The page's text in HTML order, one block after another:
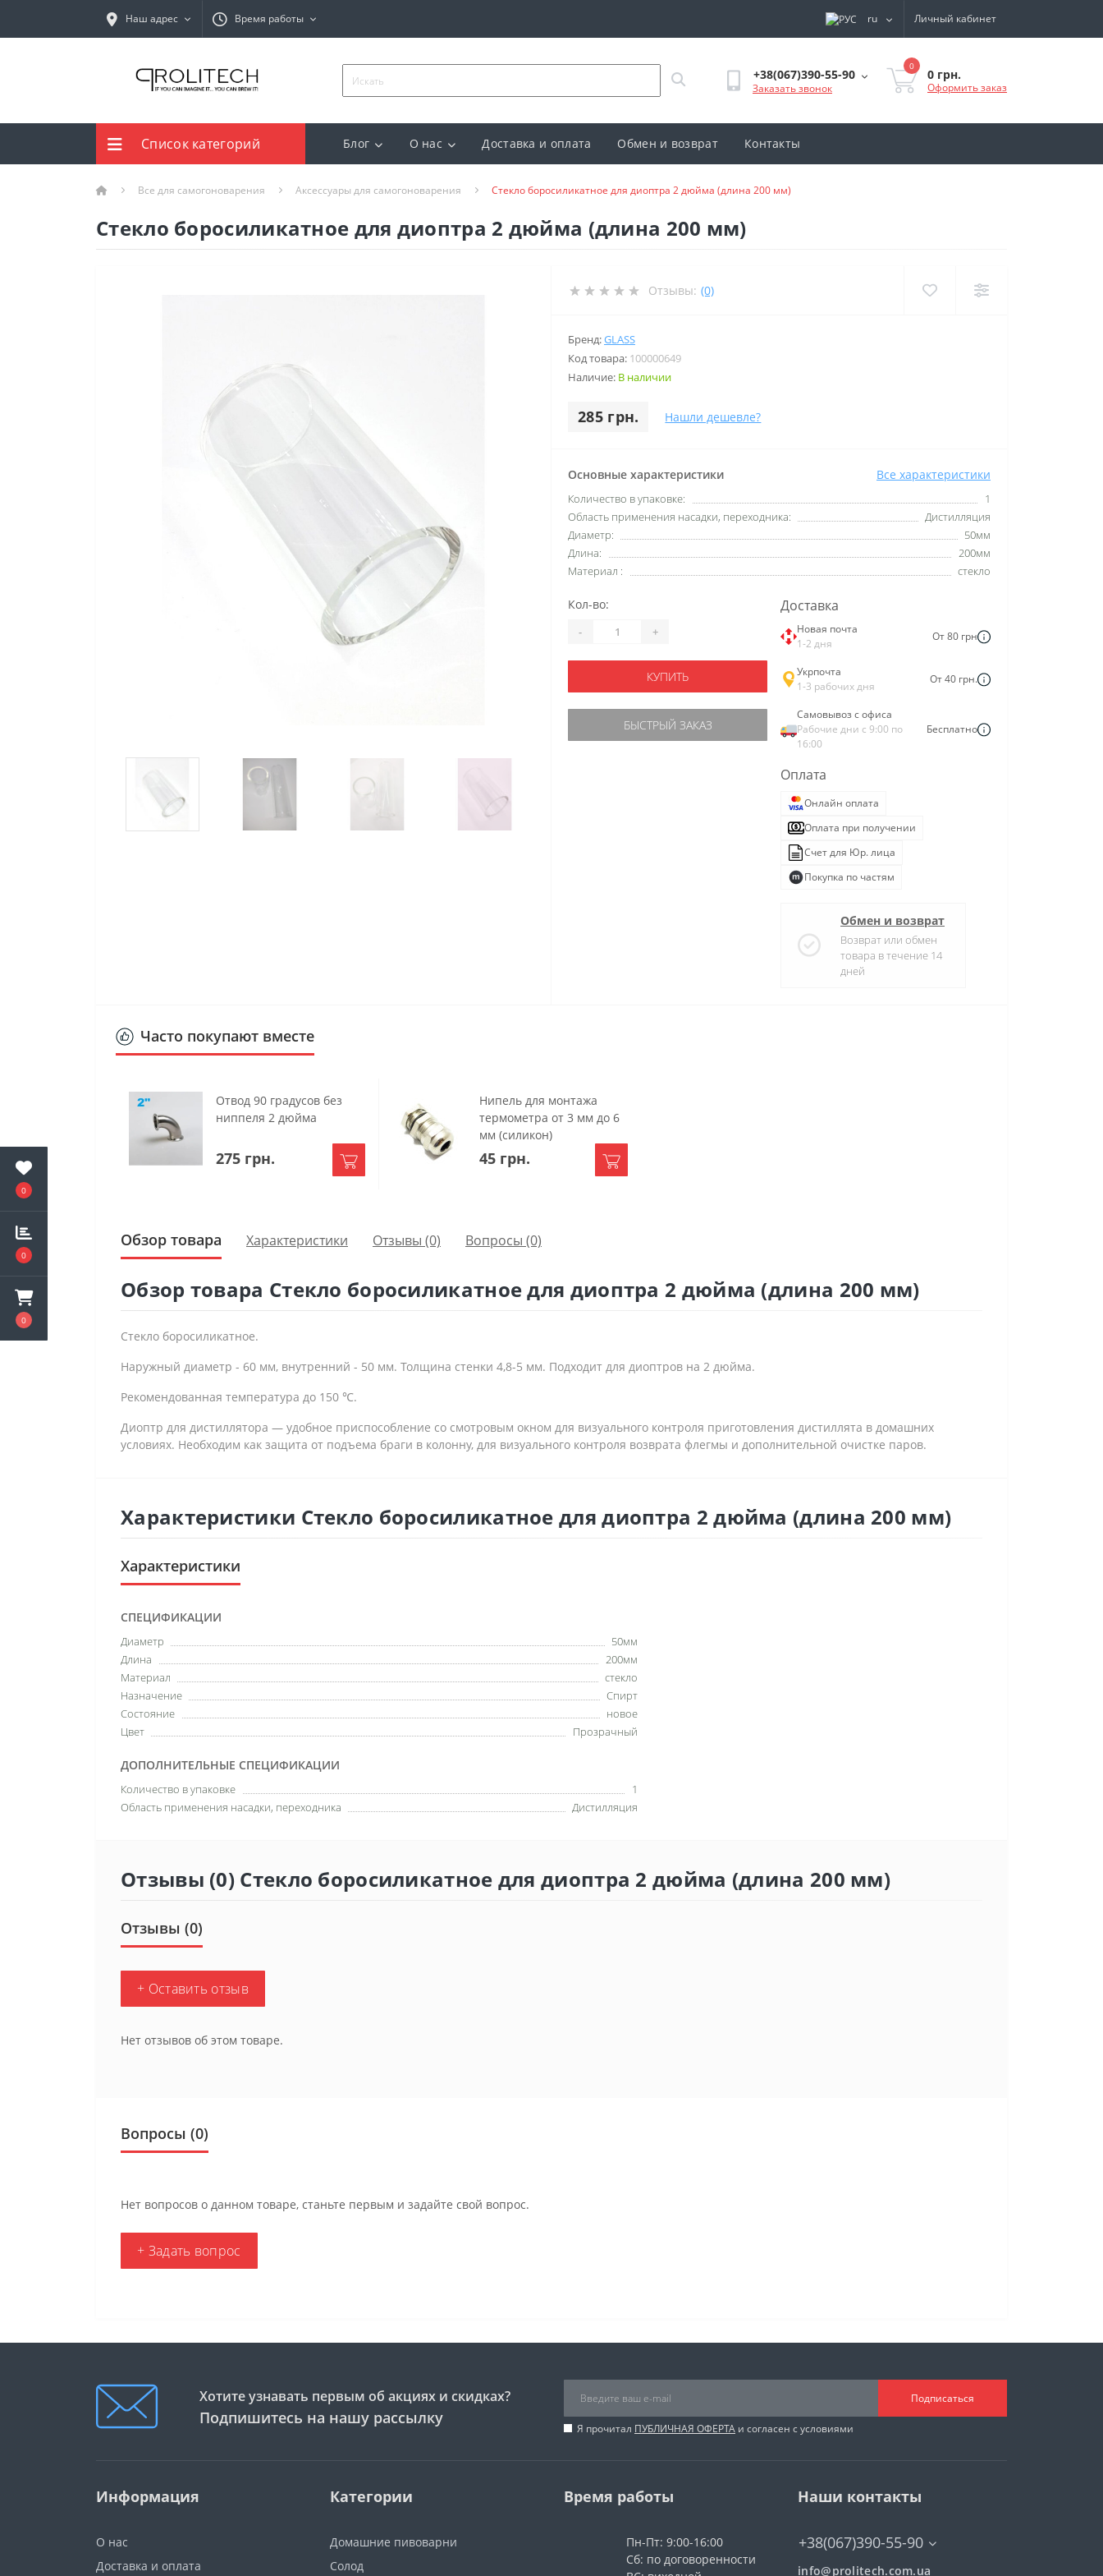
0
0
0
Наш адрес Время работы ru Личный кабинет
+38(067)390-55-90
Заказать звонок
0
0 грн.
Оформить заказ
Список категорий Блог О нас Доставка и оплата Обмен и возврат Контакты
Все для самогоноварения Аксессуары для самогоноварения Стекло боросиликатное для диоптра 2 дюйма (длина 200 мм)
Стекло боросиликатное для диоптра 2 дюйма (длина 200 мм)
Отзывы: (0)
Бренд:GLASS
Код товара: 100000649
Наличие: В наличии
285 грн. Нашли дешевле?
Основные характеристики Все характеристики
Количество в упаковке:
1
Область применения насадки, переходника:
Дистилляция
Диаметр:
50мм
Длина:
200мм
Материал :
стекло
Кол-во:
- +
КУПИТЬ
БЫСТРЫЙ ЗАКАЗ
Доставка
Новая почта
1-2 дня
От 80 грн
Укрпочта
1-3 рабочих дня
От 40 грн.
Самовывоз с офиса
Рабочие дни с 9:00 по
16:00
Бесплатно
Оплата
Онлайн оплата
Оплата при получении
Счет для Юр. лица
Покупка по частям
Обмен и возврат
Возврат или обмен
товара в течение 14
дней
Часто покупают вместе
Отвод 90 градусов без
ниппеля 2 дюйма
275 грн.
Нипель для монтажа
термометра от 3 мм до 6
мм (силикон)
45 грн.
Обзор товара Характеристики Отзывы (0) Вопросы (0)
Обзор товара Стекло боросиликатное для диоптра 2 дюйма (длина 200 мм)
Стекло боросиликатное.
Наружный диаметр - 60 мм, внутренний - 50 мм. Толщина стенки 4,8-5 мм. Подходит для диоптров на 2 дюйма.
Рекомендованная температура до 150 ℃.
Диоптр для дистиллятора — удобное приспособление со смотровым окном для визуального контроля приготовления дистиллята в домашних
условиях. Необходим как защита от подъема браги в колонну, для визуального контроля возврата флегмы и дополнительной очистке паров.
Характеристики Стекло боросиликатное для диоптра 2 дюйма (длина 200 мм)
Характеристики
СПЕЦИФИКАЦИИ
Диаметр
50мм
Длина
200мм
Материал
стекло
Назначение
Спирт
Состояние
новое
Цвет
Прозрачный
ДОПОЛНИТЕЛЬНЫЕ СПЕЦИФИКАЦИИ
Количество в упаковке
1
Область применения насадки, переходника
Дистилляция
Отзывы (0) Стекло боросиликатное для диоптра 2 дюйма (длина 200 мм)
Отзывы (0)
+ Оставить отзыв
Нет отзывов об этом товаре.
Вопросы (0)
Нет вопросов о данном товаре, станьте первым и задайте свой вопрос.
+ Задать вопрос
Хотите узнавать первым об акциях и скидках?
Подпишитесь на нашу рассылку
Подписаться
Я прочитал ПУБЛИЧНАЯ ОФЕРТА и согласен с условиями
Информация
О нас
Доставка и оплата
Категории
Домашние пивоварни
Солод
Время работы
Пн-Пт: 9:00-16:00
Сб: по договоренности
Наши контакты
+38(067)390-55-90
info@prolitech.com.ua